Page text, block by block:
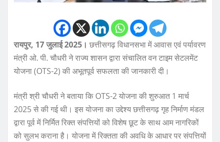
रायपुर, 17 जुलाई 2025। छत्तीसगढ़ विधानसभा में आवास एवं पर्यावरण
मंत्री ओ. पी. चौधरी ने राज्य शासन द्वारा संचालित वन टाइम सेटलमेंट
योजना (OTS-2) की अभूतपूर्व सफलता की जानकारी दी।
मंत्री श्री चौधरी ने बताया कि OTS-2 योजना की शुरुआत 1 मार्च
2025 से की गई थी। इस योजना का उद्देश्य छत्तीसगढ़ गृह निर्माण मंडल
द्वारा पूर्व में निर्मित रिक्त संपत्तियों को विशेष छूट के साथ आम नागरिकों
को सुलभ कराना है। योजना में रिक्तता की अवधि के आधार पर संपत्तियों